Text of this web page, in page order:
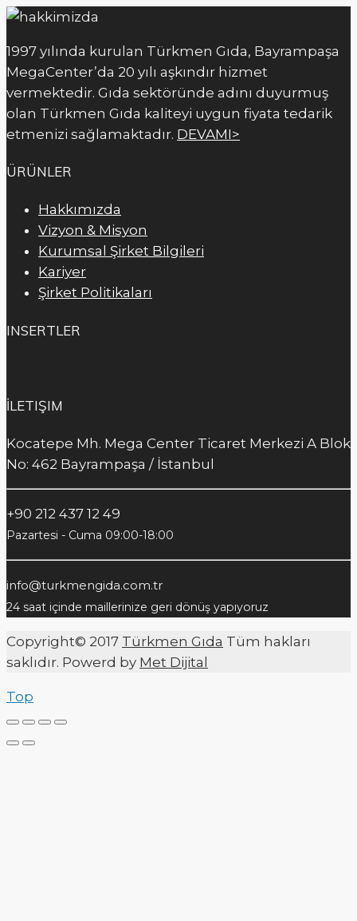
1997 yılında kurulan Türkmen Gıda, Bayrampaşa
MegaCenter’da 20 yılı aşkındır hizmet
vermektedir. Gıda sektöründe adını duyurmuş
olan Türkmen Gıda kaliteyi uygun fiyata tedarik
etmenizi sağlamaktadır. DEVAMI>
ÜRÜNLER
Hakkımızda
Vizyon & Misyon
Kurumsal Şirket Bilgileri
Kariyer
Şirket Politikaları
INSERTLER
İLETIŞIM
Kocatepe Mh. Mega Center Ticaret Merkezi A Blok
No: 462 Bayrampaşa / İstanbul
+90 212 437 12 49
Pazartesi - Cuma 09:00-18:00
info@turkmengida.com.tr
24 saat içinde maillerinize geri dönüş yapıyoruz
Copyright© 2017 Türkmen Gıda Tüm hakları
saklıdır. Powerd by Met Dijital
Top